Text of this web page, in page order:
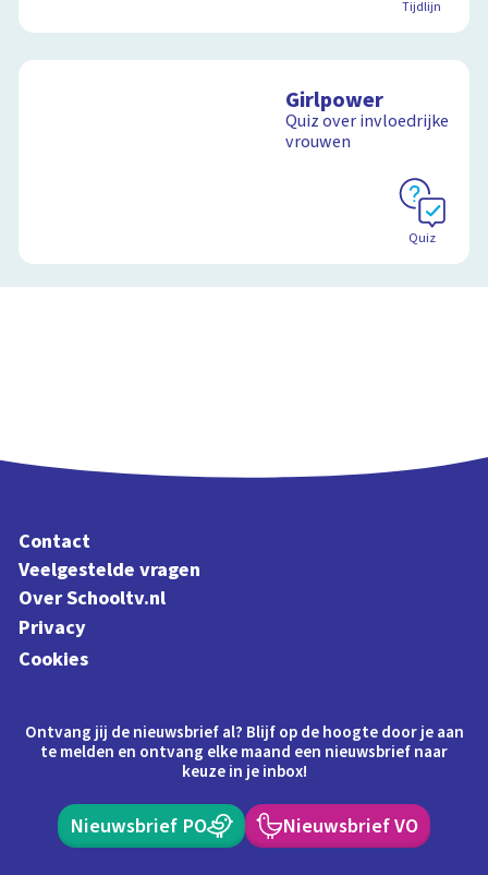
Tijdlijn
Girlpower
Quiz over invloedrijke
vrouwen
Quiz
Contact
Veelgestelde vragen
Over Schooltv.nl
Privacy
Cookies
Ontvang jij de nieuwsbrief al? Blijf op de hoogte door je aan
te melden en ontvang elke maand een nieuwsbrief naar
keuze in je inbox!
Nieuwsbrief PO Nieuwsbrief VO